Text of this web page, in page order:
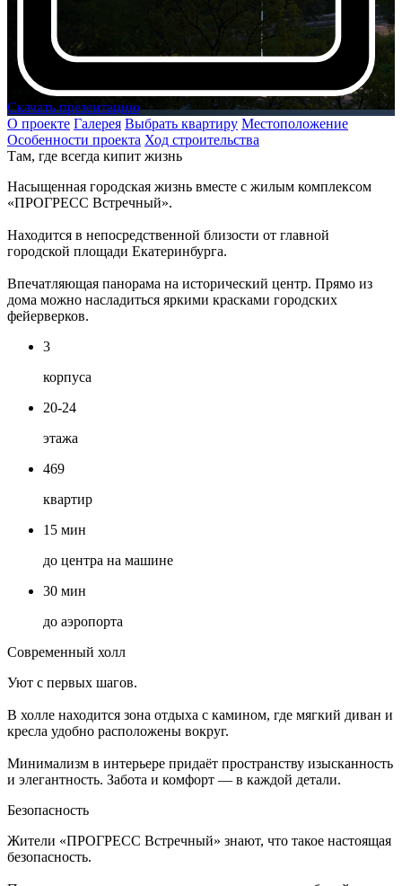
Скачать презентацию
О проекте Галерея Выбрать квартиру Местоположение
Особенности проекта Ход строительства
Там, где всегда кипит жизнь
Насыщенная городская жизнь вместе с жилым комплексом
«ПРОГРЕСС Встречный».
Находится в непосредственной близости от главной
городской площади Екатеринбурга.
Впечатляющая панорама на исторический центр. Прямо из
дома можно насладиться яркими красками городских
фейерверков.
3
корпуса
20-24
этажа
469
квартир
15 мин
до центра на машине
30 мин
до аэропорта
Современный холл
Уют с первых шагов.
В холле находится зона отдыха с камином, где мягкий диван и
кресла удобно расположены вокруг.
Минимализм в интерьере придаёт пространству изысканность
и элегантность. Забота и комфорт — в каждой детали.
Безопасность
Жители «ПРОГРЕСС Встречный» знают, что такое настоящая
безопасность.